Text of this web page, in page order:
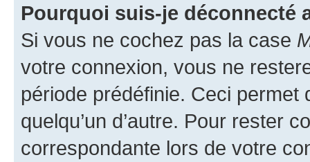
Pourquoi suis-je déconnecté
Si vous ne cochez pas la case
votre connexion, vous ne
période prédéfinie. Ceci permet
quelqu’un d’autre. Pour rester
correspondante lors de votre